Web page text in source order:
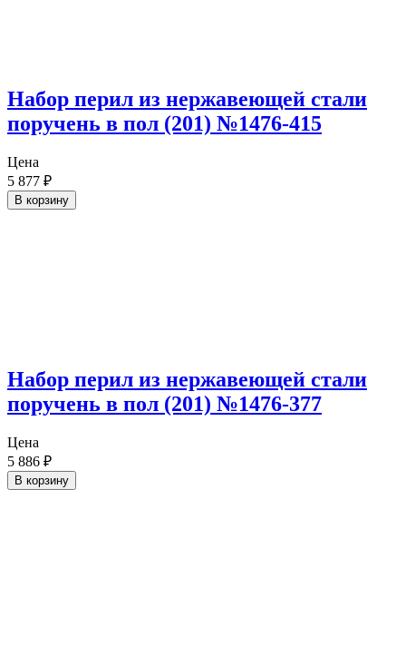
Набор перил из нержавеющей стали
поручень в пол (201) №1476-415
Цена
5 877 ₽
В корзину
Набор перил из нержавеющей стали
поручень в пол (201) №1476-377
Цена
5 886 ₽
В корзину